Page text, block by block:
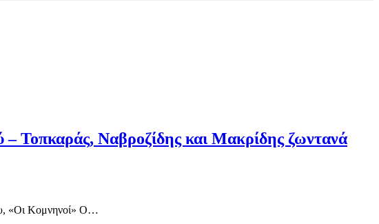
Τοπκαράς, Ναβροζίδης και Μακρίδης ζωντανά
«Οι Κομνηνοί» Ο…